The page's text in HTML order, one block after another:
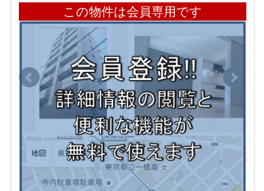
この物件は会員専用です